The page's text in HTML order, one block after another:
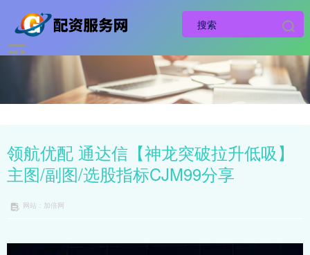
领航优配 通达信【神龙突破拉升低吸】
主图/副图/选股指标CJM99分享
网站：加倍网